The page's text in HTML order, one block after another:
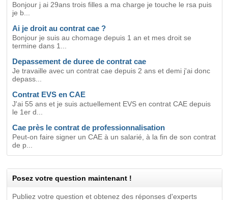
Bonjour j ai 29ans trois filles a ma charge je touche le rsa puis
je b...
Ai je droit au contrat cae ?
Bonjour je suis au chomage depuis 1 an et mes droit se
termine dans 1...
Depassement de duree de contrat cae
Je travaille avec un contrat cae depuis 2 ans et demi j'ai donc
depass...
Contrat EVS en CAE
J'ai 55 ans et je suis actuellement EVS en contrat CAE depuis
le 1er d...
Cae près le contrat de professionnalisation
Peut-on faire signer un CAE à un salarié, à la fin de son contrat
de p...
Posez votre question maintenant !
Publiez votre question et obtenez des réponses d'experts